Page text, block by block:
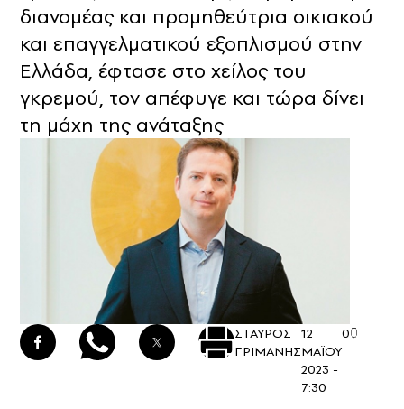
διανομέας και προμηθεύτρια οικιακού
και επαγγελματικού εξοπλισμού στην
Ελλάδα, έφτασε στο χείλος του
γκρεμού, τον απέφυγε και τώρα δίνει
τη μάχη της ανάταξης
ΣΤΑΥΡΟΣ
ΓΡΙΜΑΝΗΣ
12
ΜΑΪΟΥ
2023 -
7:30
0